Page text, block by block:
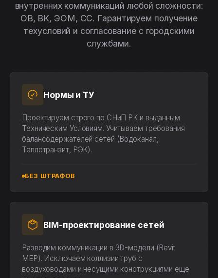
внутренних коммуникаций любой сложности:
ОВ, ВК, ЭОМ, СС. Гарантируем получение
техусловий и согласование с городскими
службами.
Нормы и ТУ
Проектируем строго по СНиП РК и выданным
Техническим Условиям. Учитываем требования
балансодержателей сетей (Водоканал,
Теплотранзит, РЭК).
БЕЗ ШТРАФОВ
BIM-проектирование сетей
Разводим коммуникации в 3D-модели (Revit
MEP). Исключаем коллизии труб с
воздуховодами и несущими конструкциями еще